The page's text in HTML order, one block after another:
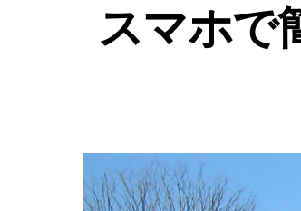
スマホで